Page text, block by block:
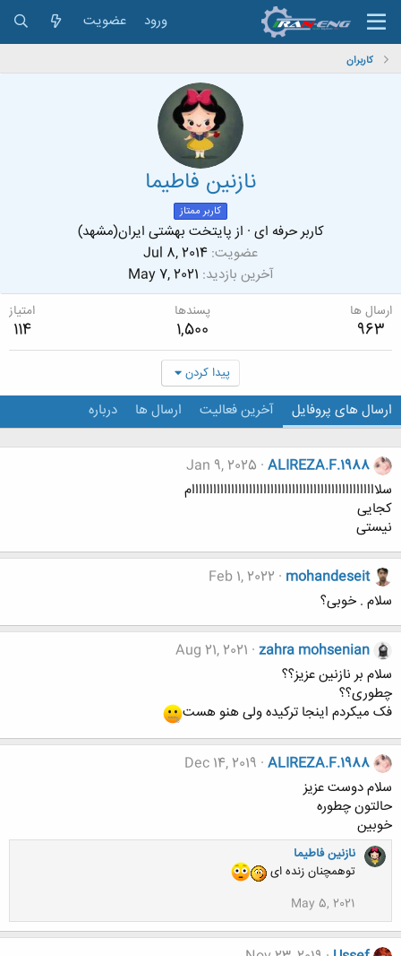
ورود عضویت
کاربران
نازنین فاطیما
کاربر ممتاز
کاربر حرفه ای · ازپایتخت بهشتی ایران(مشهد)
عضویت Jul 8, 2014
آخرین بازدید May 7, 2021
ارسال ها
963
پسندها
1,500
امتیاز
114
پیدا کردن
ارسال های پروفایل آخرین فعالیت ارسال ها درباره
ALIREZA.F.1988
Jan 9, 2025
سلاااااااااااااااااااااااااااااااااااااااااااااااااااام
کجایی
نیستی
mohandeseit
Feb 1, 2022
سلام . خوبی؟
zahra mohsenian
Aug 21, 2021
سلام بر نازنین عزیز؟؟
چطوری؟؟
فک میکردم اینجا ترکیده ولی هنو هست
ALIREZA.F.1988
Dec 14, 2019
سلام دوست عزیز
حالتون چطوره
خوبین
نازنین فاطیما
توهمچنان زنده ای
May 5, 2021